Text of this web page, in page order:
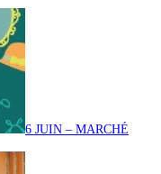
6 JUIN – MARCHÉ